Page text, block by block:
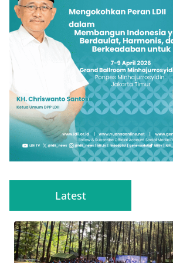
Latest